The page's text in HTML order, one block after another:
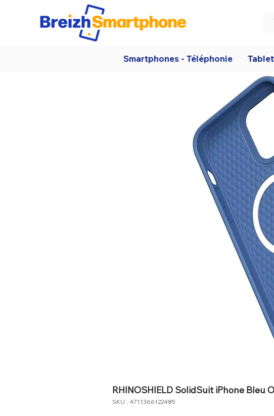
Smartphones - Téléphonie
RHINOSHIELD SolidSuit iPhone Bleu
SKU : 4711366122485